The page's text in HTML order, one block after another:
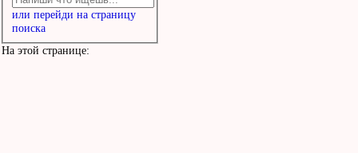
или перейди на страницу
поиска
На этой странице: